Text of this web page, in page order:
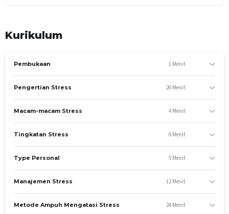
TUJUAN PEMBELAJARAN
Kurikulum
Pembukaan 1 Menit
Pengertian Stress 26 Menit
Macam-macam Stress 4 Menit
Tingkatan Stress 6 Menit
Type Personal 5 Menit
Manajemen Stress 12 Menit
Metode Ampuh Mengatasi Stress 24 Menit